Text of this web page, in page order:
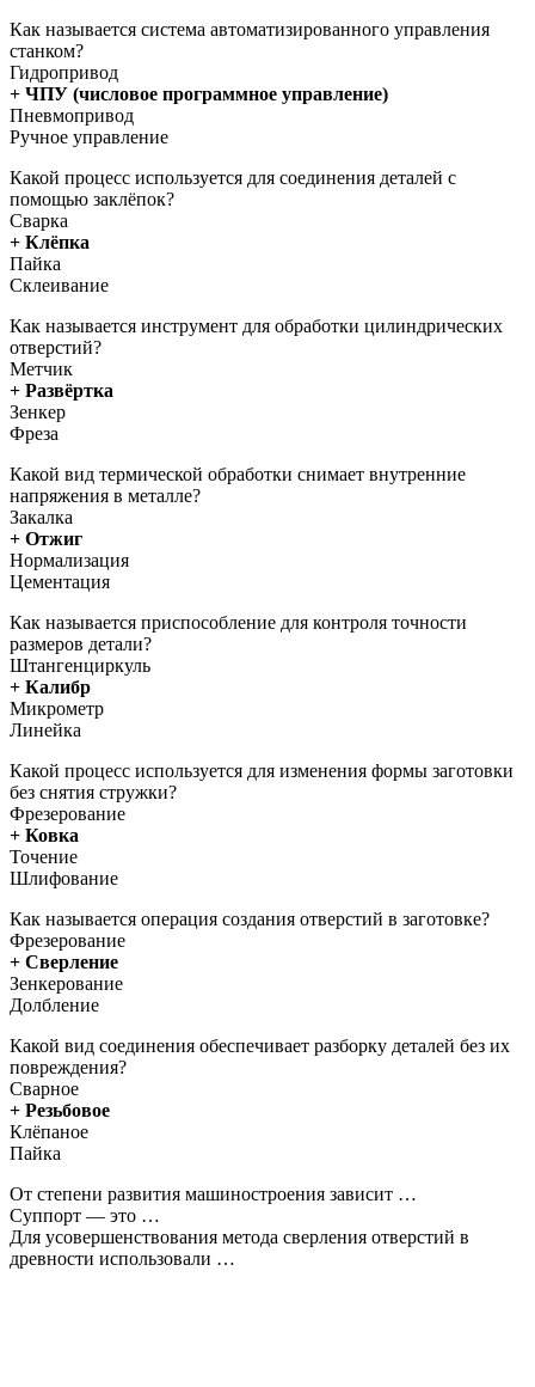
Как называется система автоматизированного управления
станком?
Гидропривод
+ ЧПУ (числовое программное управление)
Пневмопривод
Ручное управление
Какой процесс используется для соединения деталей с
помощью заклёпок?
Сварка
+ Клёпка
Пайка
Склеивание
Как называется инструмент для обработки цилиндрических
отверстий?
Метчик
+ Развёртка
Зенкер
Фреза
Какой вид термической обработки снимает внутренние
напряжения в металле?
Закалка
+ Отжиг
Нормализация
Цементация
Как называется приспособление для контроля точности
размеров детали?
Штангенциркуль
+ Калибр
Микрометр
Линейка
Какой процесс используется для изменения формы заготовки
без снятия стружки?
Фрезерование
+ Ковка
Точение
Шлифование
Как называется операция создания отверстий в заготовке?
Фрезерование
+ Сверление
Зенкерование
Долбление
Какой вид соединения обеспечивает разборку деталей без их
повреждения?
Сварное
+ Резьбовое
Клёпаное
Пайка
От степени развития машиностроения зависит …
Суппорт — это …
Для усовершенствования метода сверления отверстий в
древности использовали …